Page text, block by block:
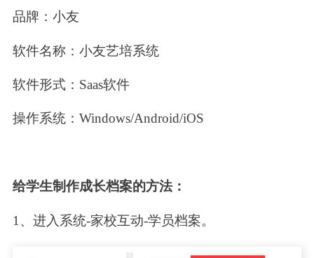
品牌：小友
软件名称：小友艺培系统
软件形式：Saas软件
操作系统：Windows/Android/iOS
给学生制作成长档案的方法：
1、进入系统-家校互动-学员档案。